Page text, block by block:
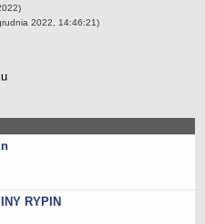
2022, 14:46:21)
RYPIN